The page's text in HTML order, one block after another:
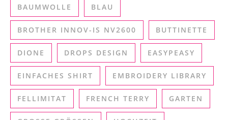
BAUMWOLLE BLAU
BROTHER INNOV-IS NV2600 BUTTINETTE
DIONE DROPS DESIGN EASYPEASY
EINFACHES SHIRT EMBROIDERY LIBRARY
FELLIMITAT FRENCH TERRY GARTEN